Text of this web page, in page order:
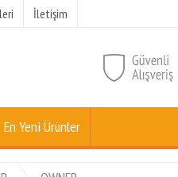
İletişim
En Yeni Ürünler